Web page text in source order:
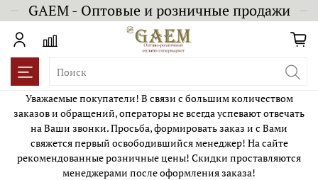
GAEM - Оптовые и розничные продажи
Уважаемые покупатели! В связи с большим количеством
заказов и обращений, операторы не всегда успевают отвечать
на Ваши звонки. Просьба, формировать заказ и с Вами
свяжется первый освободившийся менеджер! На сайте
рекомендованные розничные цены! Скидки проставляются
менеджерами после оформления заказа!